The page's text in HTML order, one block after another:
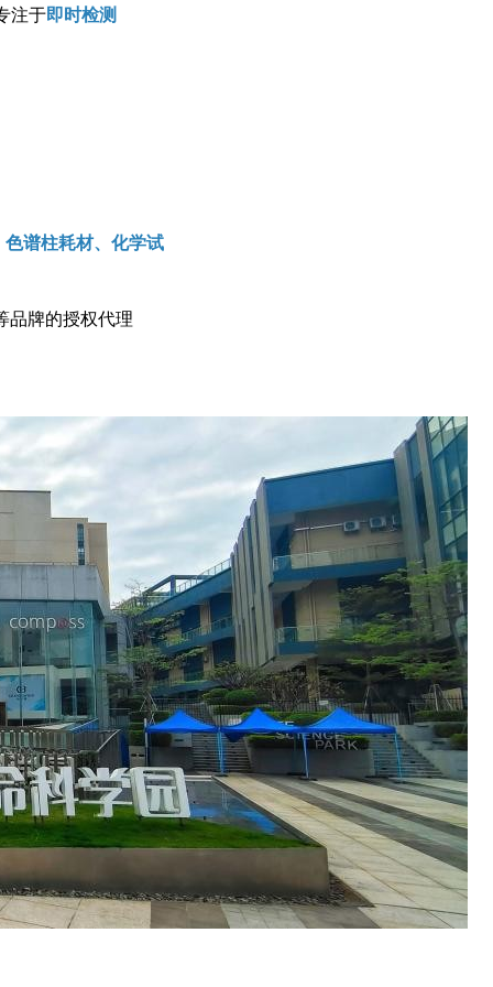
注于即时检测
谱柱耗材、化学试
品牌的授权代理